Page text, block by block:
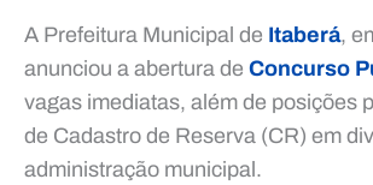
A Prefeitura Municipal de Itaberá,
anunciou a abertura de Concurso
vagas imediatas, além de posições
de Cadastro de Reserva (CR) em
administração municipal.